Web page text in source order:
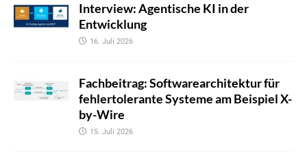
Interview: Agentische KI in der
Entwicklung
16. Juli 2026
Fachbeitrag: Softwarearchitektur für
fehlertolerante Systeme am Beispiel X-
by-Wire
15. Juli 2026